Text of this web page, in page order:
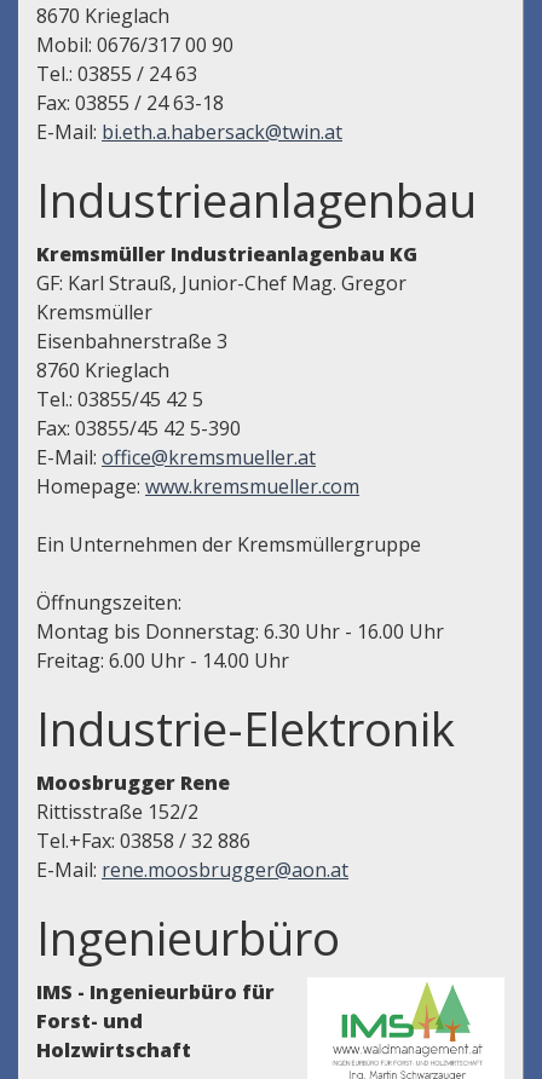
8670 Krieglach
Mobil: 0676/317 00 90
Tel.: 03855 / 24 63
Fax: 03855 / 24 63-18
E-Mail: bi.eth.a.habersack@twin.at
Industrieanlagenbau
Kremsmüller Industrieanlagenbau KG
GF: Karl Strauß, Junior-Chef Mag. Gregor
Kremsmüller
Eisenbahnerstraße 3
8760 Krieglach
Tel.: 03855/45 42 5
Fax: 03855/45 42 5-390
E-Mail: office@kremsmueller.at
Homepage: www.kremsmueller.com
Ein Unternehmen der Kremsmüllergruppe
Öffnungszeiten:
Montag bis Donnerstag: 6.30 Uhr - 16.00 Uhr
Freitag: 6.00 Uhr - 14.00 Uhr
Industrie-Elektronik
Moosbrugger Rene
Rittisstraße 152/2
Tel.+Fax: 03858 / 32 886
E-Mail: rene.moosbrugger@aon.at
Ingenieurbüro
IMS - Ingenieurbüro für
Forst- und
Holzwirtschaft